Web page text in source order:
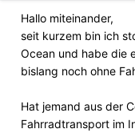
Hallo miteinander,
seit kurzem bin ich
Ocean und habe die
bislang noch ohne
Hat jemand aus der
Fahrradtransport im